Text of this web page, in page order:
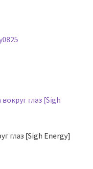
глаз [Sigh Energy]